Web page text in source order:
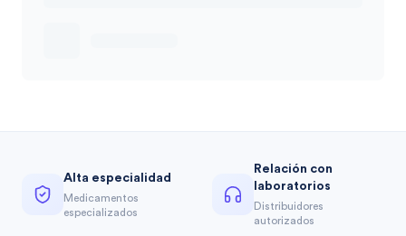
Alta especialidad
Medicamentos
especializados
Relación con
laboratorios
Distribuidores
autorizados